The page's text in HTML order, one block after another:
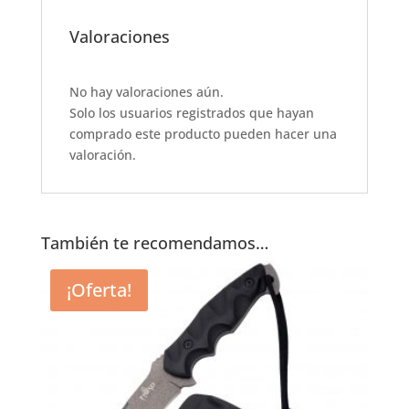
e
o
o
k
s
p
p
Valoraciones
No hay valoraciones aún.
Solo los usuarios registrados que hayan
comprado este producto pueden hacer una
valoración.
También te recomendamos…
¡Oferta!